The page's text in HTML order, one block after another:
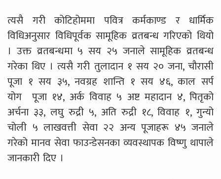
त्यसै गरी कोटिहोममा पवित्र कर्मकाण्ड र धार्मिक
विधिअनुसार विधिपूर्वक सामूहिक व्रतबन्ध गरिएको थियो
। उक्त व्रतबन्धमा ५ सय २५ जनाले सामूहिक व्रतबन्ध
गरेका थिए । त्यसै गरी तुलादान १ सय २० जना, चौरासी
पूजा १ सय ३५, नवग्रह शान्ति १ सय ४६, काल सर्प
योग पूजा १४, अर्क विवाह ५ अष्ट महादान ४, पितृको
अर्चना ३३, लघु रुद्री ५, अति रुद्री १८, विवाह १, गुन्यो
चोली ५ लाखवत्ती सेवा २२ अन्य पूजाहरू ४५ जनाले
गरेको मानव सेवा फाउन्डेसनका व्यवस्थापक विष्णु थापाले
जानकारी दिए ।